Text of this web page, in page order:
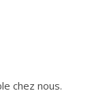
chez nous.